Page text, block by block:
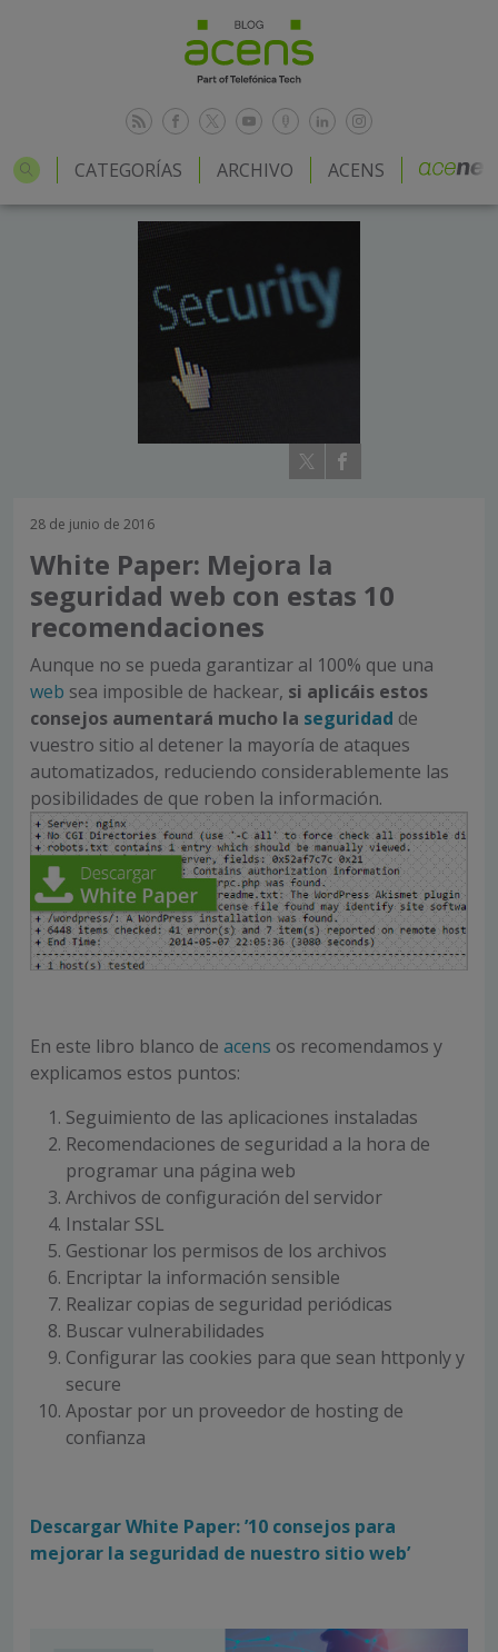
CATEGORÍAS ARCHIVO ACENS
28 de junio de 2016
White Paper: Mejora la
seguridad web con estas 10
recomendaciones
Aunque no se pueda garantizar al 100% que una
web sea imposible de hackear, si aplicáis estos
consejos aumentará mucho la seguridad de
vuestro sitio al detener la mayoría de ataques
automatizados, reduciendo considerablemente las
posibilidades de que roben la información.
En este libro blanco de acens os recomendamos y
explicamos estos puntos:
Seguimiento de las aplicaciones instaladas
Recomendaciones de seguridad a la hora de
programar una página web
Archivos de configuración del servidor
Instalar SSL
Gestionar los permisos de los archivos
Encriptar la información sensible
Realizar copias de seguridad periódicas
Buscar vulnerabilidades
Configurar las cookies para que sean httponly y
secure
Apostar por un proveedor de hosting de
confianza
Descargar White Paper: ’10 consejos para
mejorar la seguridad de nuestro sitio web’